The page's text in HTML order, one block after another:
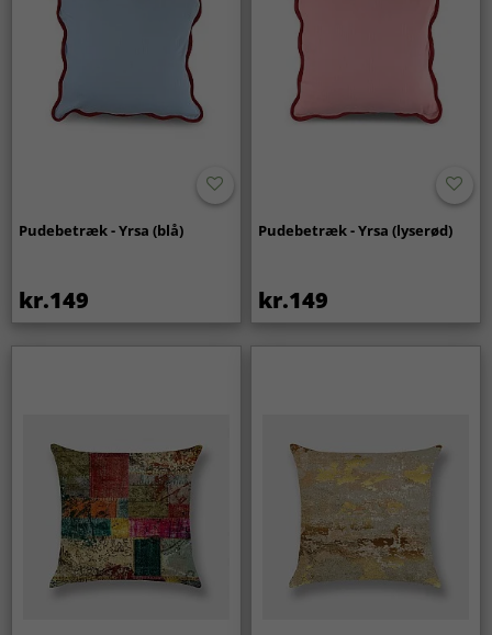
Pudebetræk - Yrsa (blå)
kr.149
Pudebetræk - Yrsa (lyserød)
kr.149